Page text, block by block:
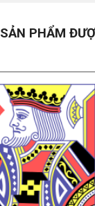
SẢN PHẨM